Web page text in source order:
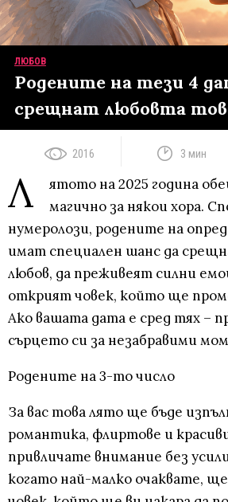
ЛЮБОВ
Родените на тези 4
срещнат любовта
2016 3 мин
Л
ятото на 2025 година
магично за някои хора.
нумеролози, родените на
имат специален шанс да
любов, да преживеят силни
открият човек, който ще
Ако вашата дата е сред тях –
сърцето си за незабравими
Родените на 3-то число
За вас това лято ще бъде
романтика, флиртове и
привличате внимание без
когато най-малко очаквате,